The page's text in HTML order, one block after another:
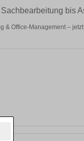
bis
& Office-Management –